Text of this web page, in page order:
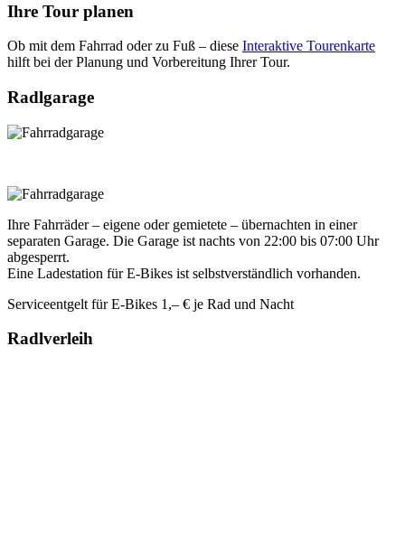
Ihre Tour planen
Ob mit dem Fahrrad oder zu Fuß – diese Interaktive Tourenkarte
hilft bei der Planung und Vorbereitung Ihrer Tour.
Radlgarage
Ihre Fahrräder – eigene oder gemietete – übernachten in einer
separaten Garage. Die Garage ist nachts von 22:00 bis 07:00 Uhr
abgesperrt.
Eine Ladestation für E-Bikes ist selbstverständlich vorhanden.
Serviceentgelt für E-Bikes 1,– € je Rad und Nacht
Radlverleih